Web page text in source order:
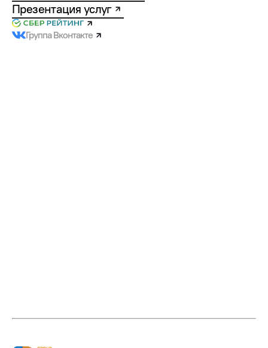
Презентация услуг
Группа Вконтакте